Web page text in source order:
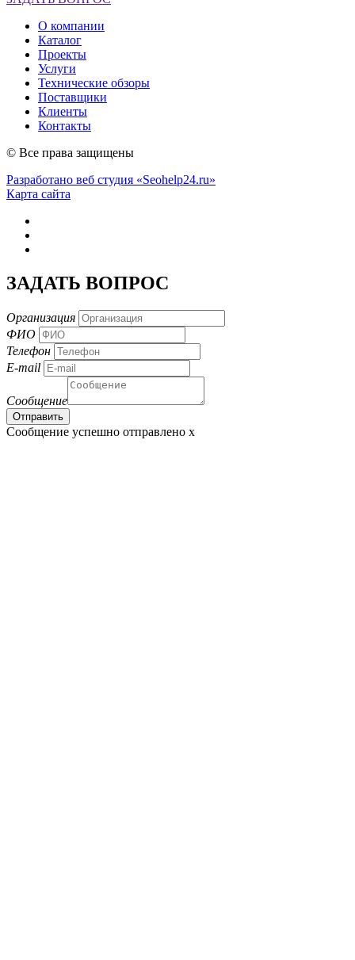
О компании
Каталог
Проекты
Услуги
Технические обзоры
Поставщики
Клиенты
Контакты
© Все права защищены
Разработано веб студия «Seohelp24.ru»
Карта сайта
ЗАДАТЬ ВОПРОС
Организация
ФИО
Телефон
E-mail
Сообщение
Сообщение успешно отправлено x